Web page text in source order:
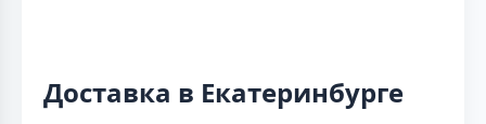
Доставка в Екатеринбурге